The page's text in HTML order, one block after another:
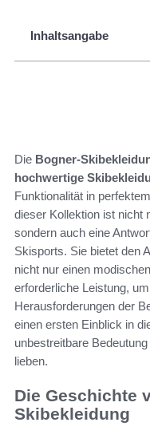
Inhaltsangabe
Die Bogner-
hochwertige
Funktionalität in
dieser Kollektion ist nicht
sondern auch eine
Skisports. Sie bietet den
nicht nur einen
erforderliche Leistung,
Herausforderungen der
einen ersten Einblick in
unbestreitbare
lieben.
Die Geschichte
Skibekleidung